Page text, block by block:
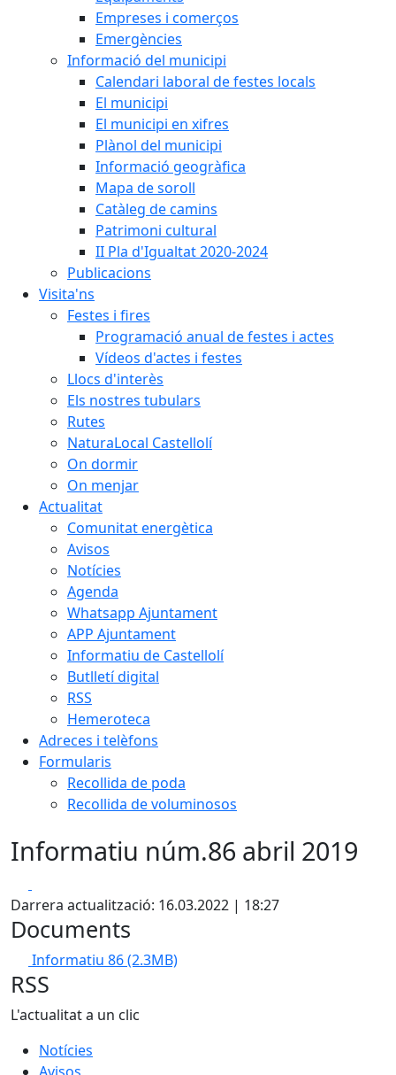
Empreses i comerços
Emergències
Informació del municipi
Calendari laboral de festes locals
El municipi
El municipi en xifres
Plànol del municipi
Informació geogràfica
Mapa de soroll
Catàleg de camins
Patrimoni cultural
II Pla d'Igualtat 2020-2024
Publicacions
Visita'ns
Festes i fires
Programació anual de festes i actes
Vídeos d'actes i festes
Llocs d'interès
Els nostres tubulars
Rutes
NaturaLocal Castellolí
On dormir
On menjar
Actualitat
Comunitat energètica
Avisos
Notícies
Agenda
Whatsapp Ajuntament
APP Ajuntament
Informatiu de Castellolí
Butlletí digital
RSS
Hemeroteca
Adreces i telèfons
Formularis
Recollida de poda
Recollida de voluminosos
Informatiu núm.86 abril 2019
Darrera actualització: 16.03.2022 | 18:27
Documents
Informatiu 86(2.3MB)
RSS
L'actualitat a un clic
Notícies